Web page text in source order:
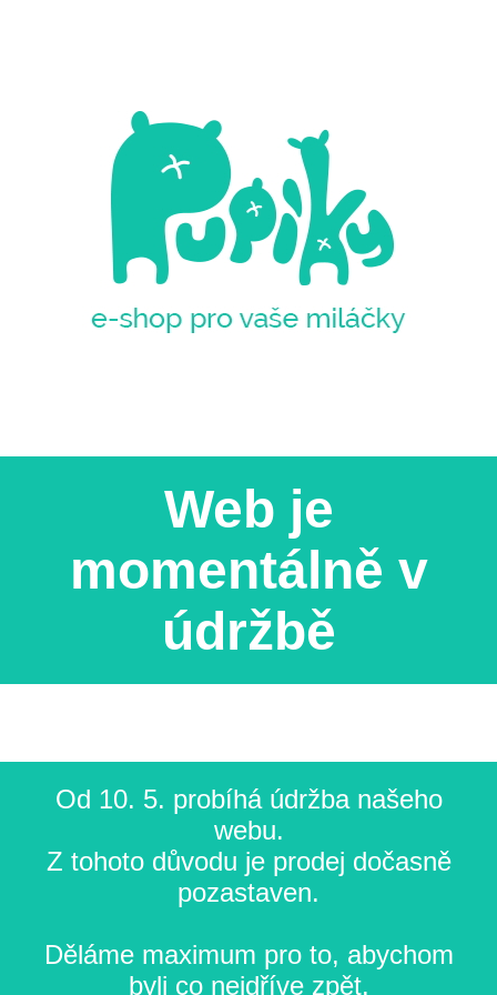
Web je
momentálně v
údržbě
Od 10. 5. probíhá údržba našeho
webu.
Z tohoto důvodu je prodej dočasně
pozastaven.
Děláme maximum pro to, abychom
byli co nejdříve zpět.